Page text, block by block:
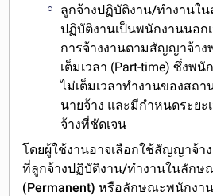
ลูกจ้างปฏิบัติงาน/ทำงานใ
ปฏิบัติงานเป็นพนักงานนอก
การจ้างงานตามสัญญาจ้าง
เต็มเวลา (Part-time) ซึ่งพนั
ไม่เต็มเวลาทำงานของสถ
นายจ้าง และมีกำหนดระย
จ้างที่ชัดเจน
โดยผู้ใช้งานอาจเลือกใช้สัญญาจ้า
ที่ลูกจ้างปฏิบัติงาน/ทำงานในลักษ
(Permanent) หรือลักษณะพนักงา